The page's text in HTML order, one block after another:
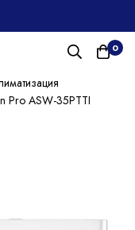
0
Pro ASW-35PTTI